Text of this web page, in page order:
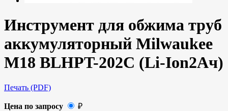
Инструмент для обжима труб
аккумуляторный Milwaukee
M18 BLHPT-202C (Li-Ion2Ач)
Печать (PDF)
Цена по запросу ₽